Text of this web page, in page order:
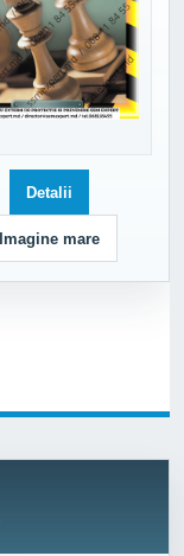
Detalii
Imagine mare